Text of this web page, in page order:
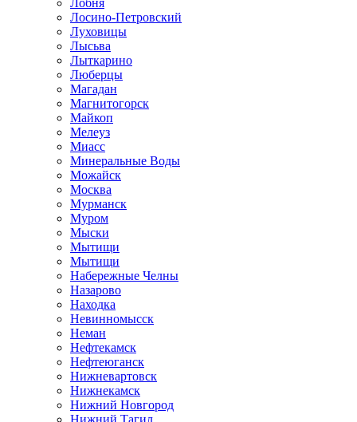
Лобня
Лосино-Петровский
Луховицы
Лысьва
Лыткарино
Люберцы
Магадан
Магнитогорск
Майкоп
Мелеуз
Миасс
Минеральные Воды
Можайск
Москва
Мурманск
Муром
Мыски
Мытищи
Мытищи
Набережные Челны
Назарово
Находка
Невинномысск
Неман
Нефтекамск
Нефтеюганск
Нижневартовск
Нижнекамск
Нижний Новгород
Нижний Тагил